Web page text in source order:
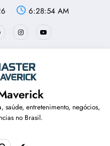
6:28:54 AM
saúde, entretenimento, negócios,
no Brasil.